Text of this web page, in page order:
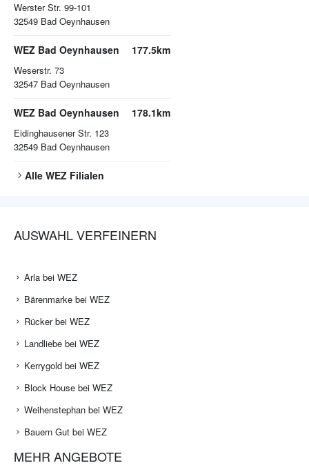
Werster Str. 99-101
32549 Bad Oeynhausen
WEZ Bad Oeynhausen
Weserstr. 73
32547 Bad Oeynhausen
177.5km
WEZ Bad Oeynhausen
Eidinghausener Str. 123
32549 Bad Oeynhausen
178.1km
Alle WEZ Filialen
AUSWAHL VERFEINERN
Arla bei WEZ
Bärenmarke bei WEZ
Rücker bei WEZ
Landliebe bei WEZ
Kerrygold bei WEZ
Block House bei WEZ
Weihenstephan bei WEZ
Bauern Gut bei WEZ
MEHR ANGEBOTE